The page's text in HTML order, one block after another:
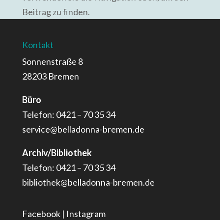
Beitrag zu finden.
Kontakt
Sonnenstraße 8
28203 Bremen
Büro
Telefon: 0421 – 70 35 34
service@belladonna-bremen.de
Archiv/Bibliothek
Telefon: 0421 – 70 35 34
bibliothek@belladonna-bremen.de
Facebook| Instagram